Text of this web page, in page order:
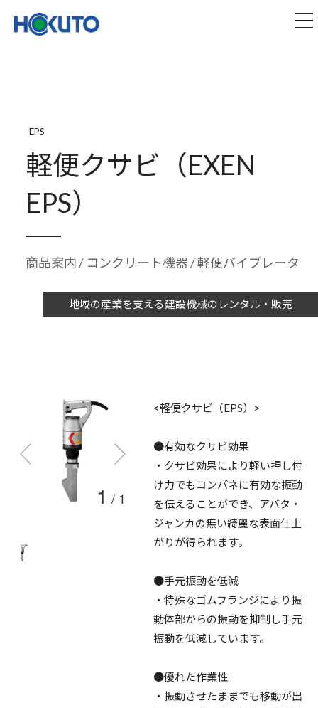
EPS
軽便クサビ（EXEN
EPS）
商品案内/ コンクリート機器/ 軽便バイブレータ
地域の産業を支える建設機械のレンタル・販売
1 / 1
<軽便クサビ（EPS）>
●有効なクサビ効果
・クサビ効果により軽い押し付
け力でもコンパネに有効な振動
を伝えることができ、アバタ・
ジャンカの無い綺麗な表面仕上
がりが得られます。
●手元振動を低減
・特殊なゴムフランジにより振
動体部からの振動を抑制し手元
振動を低減しています。
●優れた作業性
・振動させたままでも移動が出